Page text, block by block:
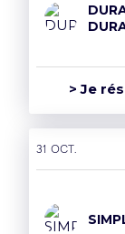
> Je
31 oct.